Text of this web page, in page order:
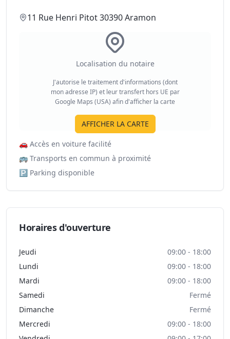
11 Rue Henri Pitot 30390 Aramon
Localisation du notaire
J'autorise le traitement d'informations (dont
mon adresse IP) et leur transfert hors UE par
Google Maps (USA) afin d'afficher la carte
AFFICHER LA CARTE
🚗 Accès en voiture facilité
🚌 Transports en commun à proximité
🅿️ Parking disponible
Horaires d'ouverture
Jeudi
09:00 - 18:00
Lundi
09:00 - 18:00
Mardi
09:00 - 18:00
Samedi
Fermé
Dimanche
Fermé
Mercredi
09:00 - 18:00